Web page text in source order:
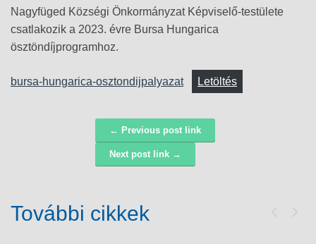
Nagyfüged Községi Önkormányzat Képviselő-testülete
csatlakozik a 2023. évre Bursa Hungarica
ösztöndíjprogramhoz.
bursa-hungarica-osztondijpalyazat Letöltés
Navigáció ← Previous post link
Next post link →
További cikkek